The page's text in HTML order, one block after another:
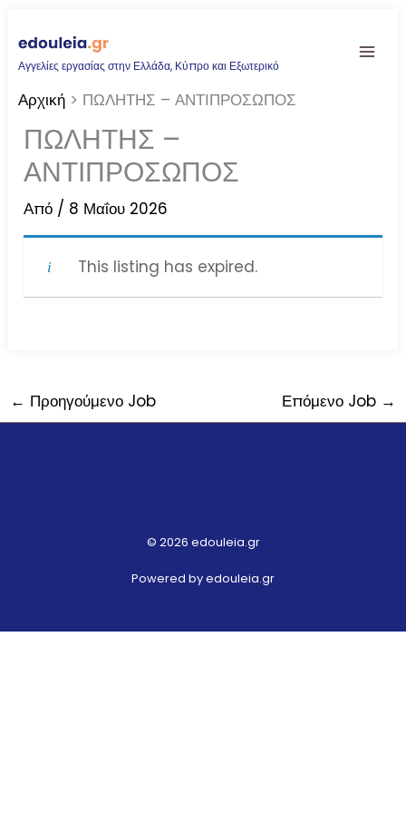
στο
περιεχόμενο
Αγγελίες εργασίας στην Ελλάδα, Κύπρο και Εξωτερικό
Αρχική ΠΩΛΗΤΗΣ – ΑΝΤΙΠΡΟΣΩΠΟΣ
ΠΩΛΗΤΗΣ –
ΑΝΤΙΠΡΟΣΩΠΟΣ
Από / 8 Μαΐου 2026
This listing has expired.
← Προηγούμενο Job Επόμενο Job →
© 2026 edouleia.gr
Powered by edouleia.gr